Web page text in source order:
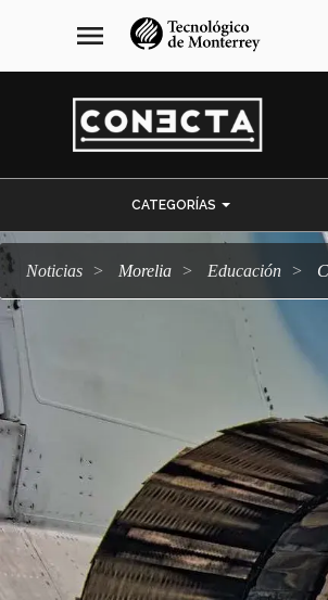
navegación
principal
menu
CATEGORÍAS
Noticias Morelia Educación